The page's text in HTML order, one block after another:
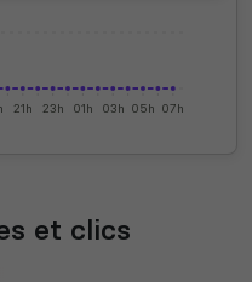
21h 23h 01h 03h 05h 07h
et clics